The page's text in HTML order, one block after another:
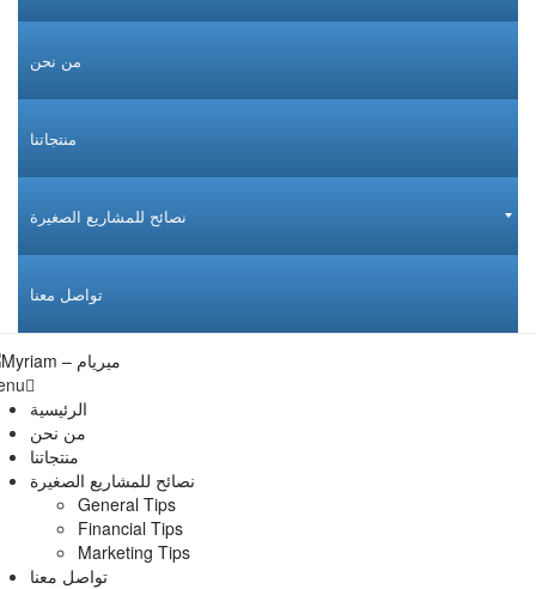
من نحن
منتجاتنا
نصائح للمشاريع الصغيرة
تواصل معنا
الرئيسية
من نحن
منتجاتنا
نصائح للمشاريع الصغيرة
General Tips
Financial Tips
Marketing Tips
تواصل معنا